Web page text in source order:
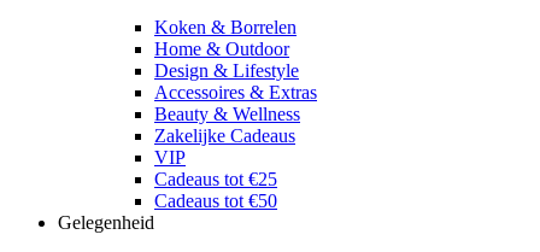
Koken & Borrelen
Home & Outdoor
Design & Lifestyle
Accessoires & Extras
Beauty & Wellness
Zakelijke Cadeaus
VIP
Cadeaus tot €25
Cadeaus tot €50
Gelegenheid